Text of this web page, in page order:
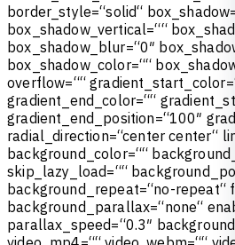
border_style=“solid“ box _s hadow
box s hadow_ vertical=““ box s had
box s hadow_ blur=“0″ box_s hado
box s hadow_ color=““ box_s hado
overflow=““ gradient start color=
gradient end _color=““ gradient _st
gradient end position=“100″ grad
radial _direction=“center center“ li
bac kground color=““ background
s kip_ lazy_ load=““ bac kground p
bac kground repeat=“no-repeat“ f
bac kground parallax=“none“ ena
parallax speed=“0.3″ background